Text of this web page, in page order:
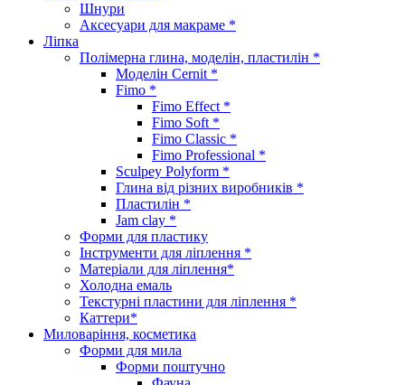
Шнури
Аксесуари для макраме *
Ліпка
Полімерна глина, моделін, пластилін *
Моделін Cernit *
Fimo *
Fimo Effect *
Fimo Soft *
Fimo Classic *
Fimo Professional *
Sculpey Polyform *
Глина від різних виробників *
Пластилін *
Jam clay *
Форми для пластику
Інструменти для ліплення *
Матеріали для ліплення*
Холодна емаль
Текстурні пластини для ліплення *
Каттери*
Миловаріння, косметика
Форми для мила
Форми поштучно